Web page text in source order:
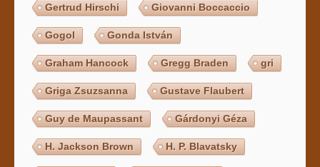
Gertrud Hirschi Giovanni Boccaccio
Gogol Gonda István
Graham Hancock Gregg Braden gri
Griga Zsuzsanna Gustave Flaubert
Guy de Maupassant Gárdonyi Géza
H. Jackson Brown H. P. Blavatsky